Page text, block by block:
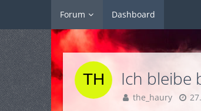
Forum Dashboard
Ich bleibe
the_haury